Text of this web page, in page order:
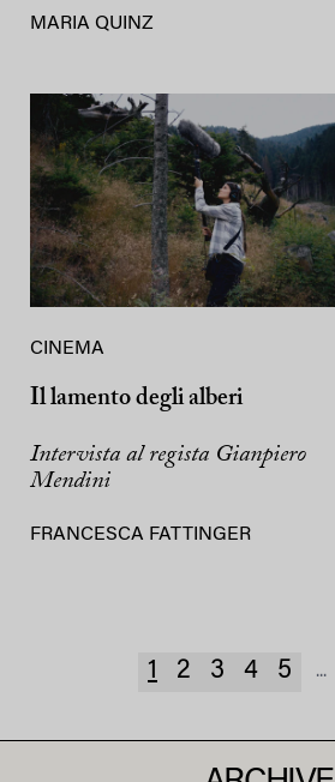
MARIA QUINZ
CINEMA
Il lamento degli alberi
Intervista al regista Gianpiero
Mendini
FRANCESCA FATTINGER
1 2 3 4 5 ...